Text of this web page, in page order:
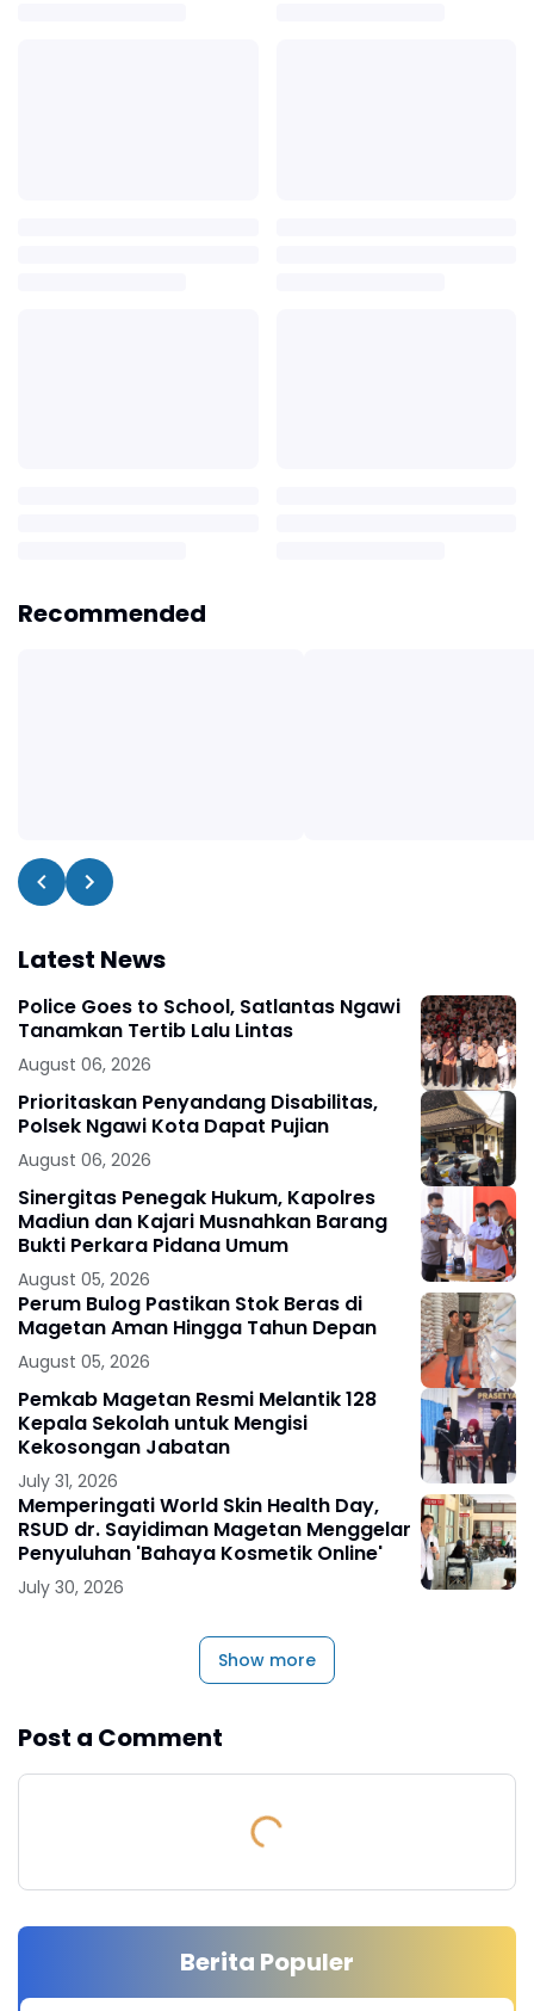
Recommended
Latest News
Police Goes to School, Satlantas Ngawi
Tanamkan Tertib Lalu Lintas
August 06, 2026
Prioritaskan Penyandang Disabilitas,
Polsek Ngawi Kota Dapat Pujian
August 06, 2026
Sinergitas Penegak Hukum, Kapolres
Madiun dan Kajari Musnahkan Barang
Bukti Perkara Pidana Umum
August 05, 2026
Perum Bulog Pastikan Stok Beras di
Magetan Aman Hingga Tahun Depan
August 05, 2026
Pemkab Magetan Resmi Melantik 128
Kepala Sekolah untuk Mengisi
Kekosongan Jabatan
July 31, 2026
Memperingati World Skin Health Day,
RSUD dr. Sayidiman Magetan Menggelar
Penyuluhan 'Bahaya Kosmetik Online'
July 30, 2026
Show more
Post a Comment
Berita Populer